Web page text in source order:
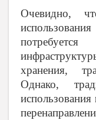
Очевидно,
потребуется
хранения,
Однако,
использования